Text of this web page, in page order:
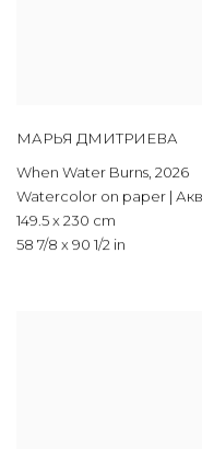
МАРЬЯ ДМИТРИЕВА
When Water Burns, 2026
Watercolor on paper |
149.5 x 230 cm
58 7/8 x 90 1/2 in